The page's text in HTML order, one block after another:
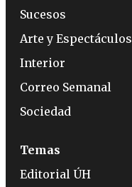
Sucesos
Arte y Espectáculos
Interior
Correo Semanal
Sociedad
Temas
Editorial ÚH